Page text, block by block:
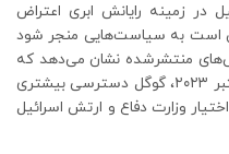
در زمینه رایانش ابری اعتراض
است به سیاست‌هایی منجر شود
منتشرشده نشان می‌دهد که
پس از حمله حماس به اسرائیل در ۷ اکتبر ۲۰۲۳، گوگل دسترسی بیشتری
وزارت دفاع و ارتش اسرائیل